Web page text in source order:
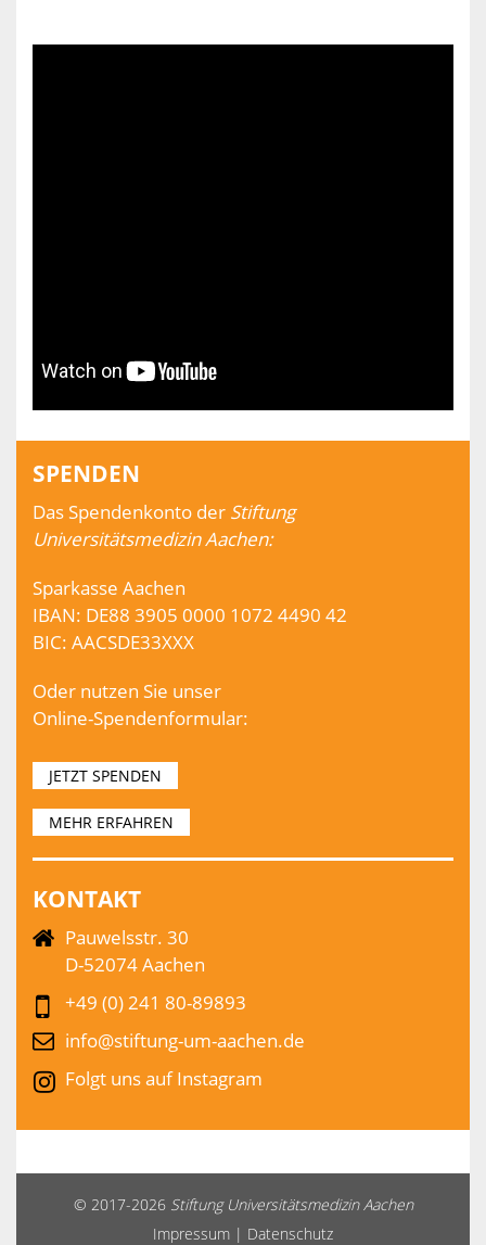
SPENDEN
Das Spendenkonto der Stiftung
Universitätsmedizin Aachen:
Sparkasse Aachen
IBAN: DE88 3905 0000 1072 4490 42
BIC: AACSDE33XXX
Oder nutzen Sie unser
Online-Spendenformular:
JETZT SPENDEN
MEHR ERFAHREN
KONTAKT
Pauwelsstr. 30
D-52074 Aachen
+49 (0) 241 80-89893
info@stiftung-um-aachen.de
Folgt uns auf Instagram
© 2017-2026 Stiftung Universitätsmedizin Aachen
Impressum | Datenschutz